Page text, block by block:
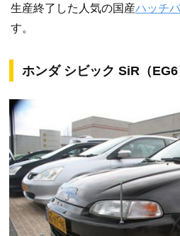
生産終了した人気の国産ハッチ
す。
ホンダ シビック SiR（EG6